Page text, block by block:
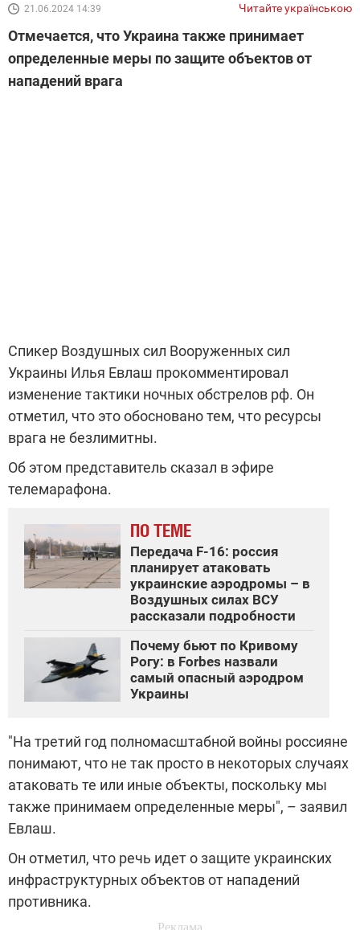
21.06.2024 14:39 Читайте українською
Отмечается, что Украина также принимает
определенные меры по защите объектов от
нападений врага
Спикер Воздушных сил Вооруженных сил
Украины Илья Евлаш прокомментировал
изменение тактики ночных обстрелов рф. Он
отметил, что это обосновано тем, что ресурсы
врага не безлимитны.
Об этом представитель сказал в эфире
телемарафона.
ПО ТЕМЕ
Передача F-16: россия
планирует атаковать
украинские аэродромы – в
Воздушных силах ВСУ
рассказали подробности
Почему бьют по Кривому
Рогу: в Forbes назвали
самый опасный аэродром
Украины
"На третий год полномасштабной войны россияне
понимают, что не так просто в некоторых случаях
атаковать те или иные объекты, поскольку мы
также принимаем определенные меры", – заявил
Евлаш.
Он отметил, что речь идет о защите украинских
инфраструктурных объектов от нападений
противника.